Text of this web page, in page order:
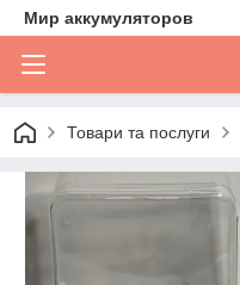
Мир аккумуляторов
Товари та послуги